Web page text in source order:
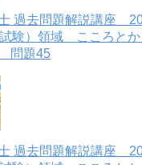
過去問題解説講座
試験）領域 こころと
問題45
過去問題解説講座